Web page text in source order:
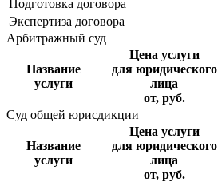
Подготовка договора
Экспертиза договора
Арбитражный суд
Название
услуги
Цена услуги
для юридического
лица
от, руб.
Суд общей юрисдикции
Название
услуги
Цена услуги
для юридического
лица
от, руб.